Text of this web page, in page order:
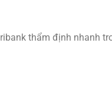
thẩm định nhanh